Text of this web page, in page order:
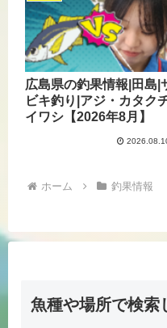
広島県の釣果情報|田島|
ビキ釣り|アジ・カタク
イワシ【2026年8月】
ホーム 釣果情報
魚種や場所で検索